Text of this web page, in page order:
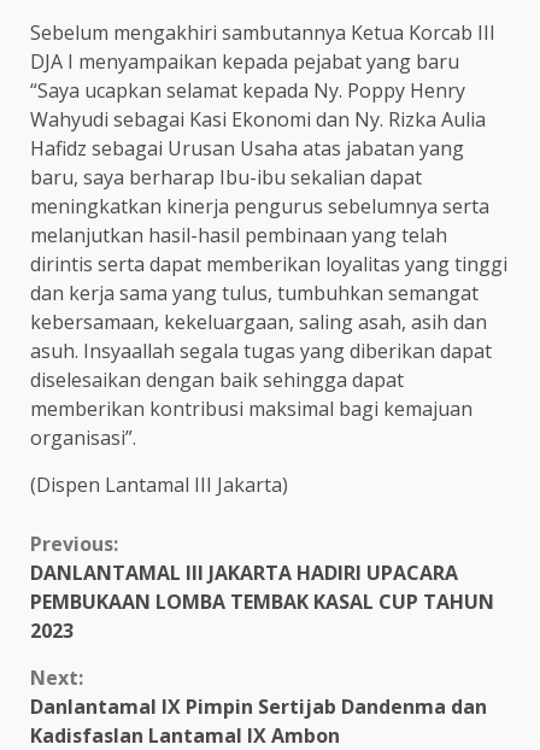
Sebelum mengakhiri sambutannya Ketua Korcab III
DJA I menyampaikan kepada pejabat yang baru
“Saya ucapkan selamat kepada Ny. Poppy Henry
Wahyudi sebagai Kasi Ekonomi dan Ny. Rizka Aulia
Hafidz sebagai Urusan Usaha atas jabatan yang
baru, saya berharap Ibu-ibu sekalian dapat
meningkatkan kinerja pengurus sebelumnya serta
melanjutkan hasil-hasil pembinaan yang telah
dirintis serta dapat memberikan loyalitas yang tinggi
dan kerja sama yang tulus, tumbuhkan semangat
kebersamaan, kekeluargaan, saling asah, asih dan
asuh. Insyaallah segala tugas yang diberikan dapat
diselesaikan dengan baik sehingga dapat
memberikan kontribusi maksimal bagi kemajuan
organisasi”.
(Dispen Lantamal III Jakarta)
Continue
Reading
Previous:
DANLANTAMAL III JAKARTA HADIRI UPACARA
PEMBUKAAN LOMBA TEMBAK KASAL CUP TAHUN
2023
Next:
Danlantamal IX Pimpin Sertijab Dandenma dan
Kadisfaslan Lantamal IX Ambon